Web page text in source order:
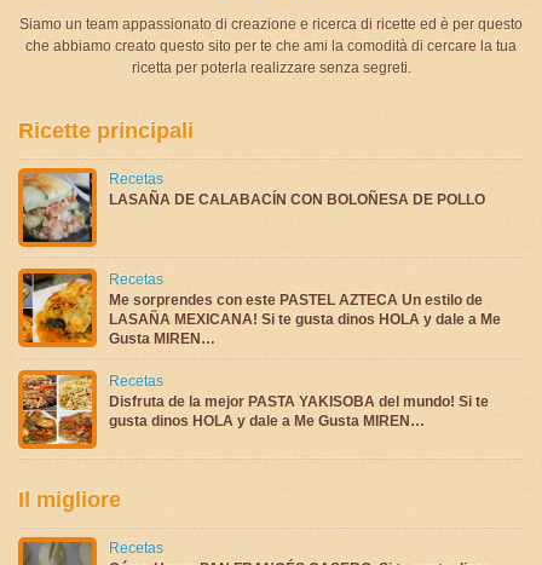
Siamo un team appassionato di creazione e ricerca di ricette ed è per questo
che abbiamo creato questo sito per te che ami la comodità di cercare la tua
ricetta per poterla realizzare senza segreti.
Ricette principali
Recetas
LASAÑA DE CALABACÍN CON BOLOÑESA DE POLLO
Recetas
Me sorprendes con este PASTEL AZTECA Un estilo de
LASAÑA MEXICANA! Si te gusta dinos HOLA y dale a Me
Gusta MIREN…
Recetas
Disfruta de la mejor PASTA YAKISOBA del mundo! Si te
gusta dinos HOLA y dale a Me Gusta MIREN…
Il migliore
Recetas